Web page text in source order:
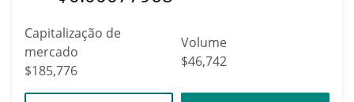
Capitalização de
mercado
$185,776
Volume
$46,742